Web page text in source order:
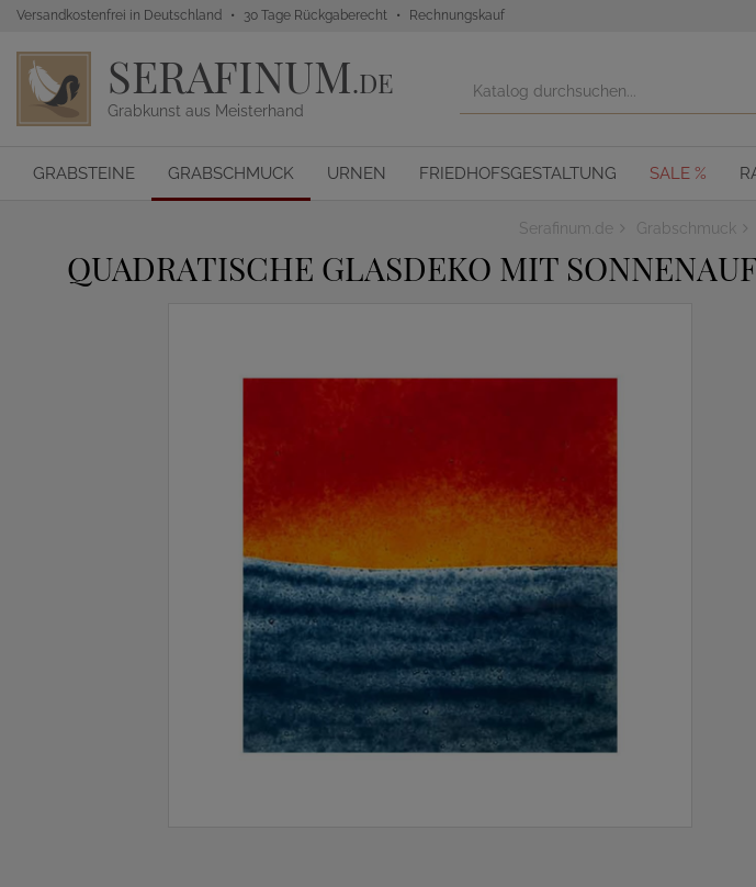
Versandkostenfrei in Deutschland 30 Tage Rückgaberecht Rechnungskauf
SERAFINUM.DE
Grabkunst aus Meisterhand
GRABSTEINE GRABSCHMUCK URNEN FRIEDHOFSGESTALTUNG SALE %
Serafinum.de Grabschmuck
QUADRATISCHE GLASDEKO MIT